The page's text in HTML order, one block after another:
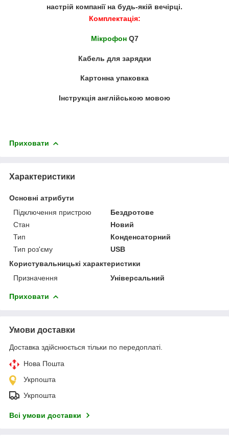
настрій компанії на будь-якій вечірці.
Комплектація:
МікрофонQ7
Кабель для зарядки
Картонна упаковка
Інструкція англійською мовою
Приховати
Характеристики
Основні атрибути
Підключення пристрою
Бездротове
Стан
Новий
Тип
Конденсаторний
Тип роз'єму
USB
Користувальницькі характеристики
Призначення
Універсальний
Приховати
Умови доставки
Доставка здійснюється тільки по передоплаті.
Нова Пошта
Укрпошта
Укрпошта
Всі умови доставки